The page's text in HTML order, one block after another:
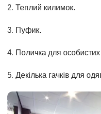
2. Теплий килимок.
3. Пуфик.
4. Поличка для
5. Декілька гачків для